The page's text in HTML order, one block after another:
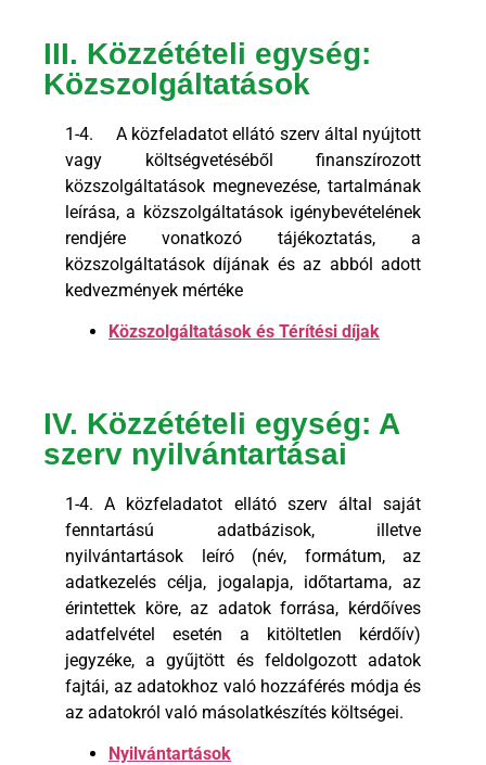
III. Közzétételi egység:
Közszolgáltatások
1-4. A közfeladatot ellátó szerv által nyújtott
vagy költségvetéséből finanszírozott
közszolgáltatások megnevezése, tartalmának
leírása, a közszolgáltatások igénybevételének
rendjére vonatkozó tájékoztatás, a
közszolgáltatások díjának és az abból adott
kedvezmények mértéke
Közszolgáltatások és Térítési díjak
IV. Közzétételi egység: A
szerv nyilvántartásai
1-4. A közfeladatot ellátó szerv által saját
fenntartású adatbázisok, illetve
nyilvántartások leíró (név, formátum, az
adatkezelés célja, jogalapja, időtartama, az
érintettek köre, az adatok forrása, kérdőíves
adatfelvétel esetén a kitöltetlen kérdőív)
jegyzéke, a gyűjtött és feldolgozott adatok
fajtái, az adatokhoz való hozzáférés módja és
az adatokról való másolatkészítés költségei.
Nyilvántartások